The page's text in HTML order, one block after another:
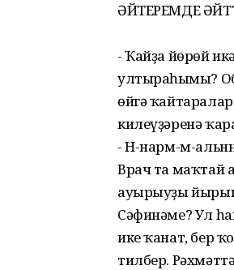
ӘЙТЕРЕМДЕ
- Ҡайҙа йөрөй
ултыраһыңмы?
өйгә
килеүҙәренә
- Н-нарм-м-
Врач та маҡтай
ауырыуҙы йырып
Сәфинәме? Ул
ике ҡанат, бер
тилбер.